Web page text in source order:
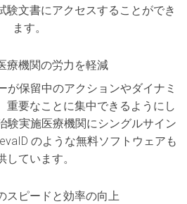
験文書にアクセスすることができ
ます。
療機関の労力を軽減
が保留中のアクションやダイナミ
重要なことに集中できるようにし
験実施医療機関にシングルサイン
のような無料ソフトウェアも
しています。
スピードと効率の向上